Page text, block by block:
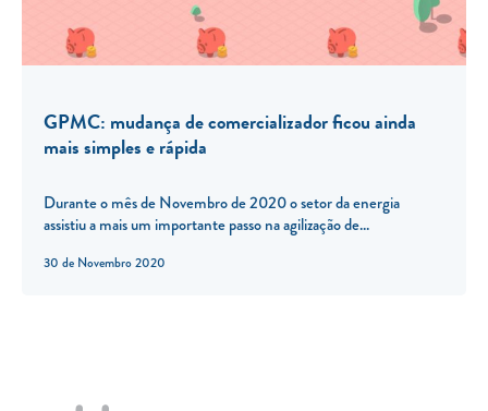
30 de Novembro 2020
GPMC: mudança de comercializador ficou ainda
mais simples e rápida
Durante o mês de Novembro de 2020 o setor da energia
assistiu a mais um importante passo na agilização de...